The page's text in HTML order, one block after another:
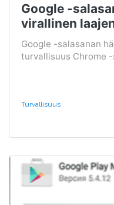
Google -
virallinen
Google -salasanan
turvallisuus Chrome
Turvallisuus